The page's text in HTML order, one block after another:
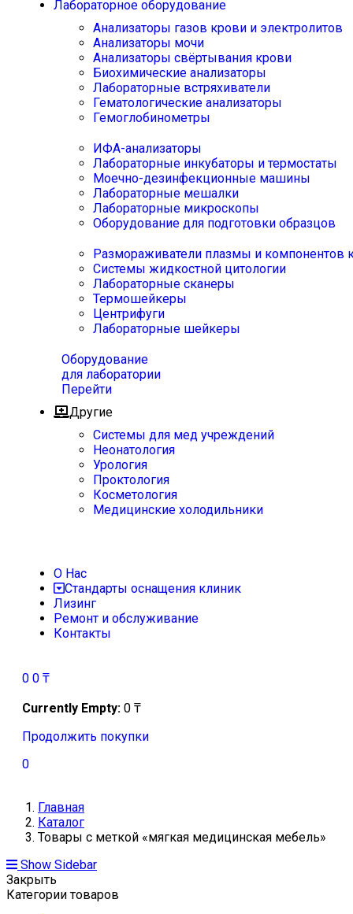
Лабораторное оборудование
Анализаторы газов крови и электролитов
Анализаторы мочи
Анализаторы свёртывания крови
Биохимические анализаторы
Лабораторные встряхиватели
Гематологические анализаторы
Гемоглобинометры
ИФА-анализаторы
Лабораторные инкубаторы и термостаты
Моечно-дезинфекционные машины
Лабораторные мешалки
Лабораторные микроскопы
Оборудование для подготовки образцов
Размораживатели плазмы и компонентов
Системы жидкостной цитологии
Лабораторные сканеры
Термошейкеры
Центрифуги
Лабораторные шейкеры
Оборудование
для лаборатории
Перейти
Другие
Системы для мед учреждений
Неонатология
Урология
Проктология
Косметология
Медицинские холодильники
О Нас
Стандарты оснащения клиник
Лизинг
Ремонт и обслуживание
Контакты
0 0 ₸
Currently Empty: 0 ₸
Продолжить покупки
0
Главная
Каталог
Товары с меткой «мягкая медицинская мебель»
Show Sidebar
Закрыть
Категории товаров